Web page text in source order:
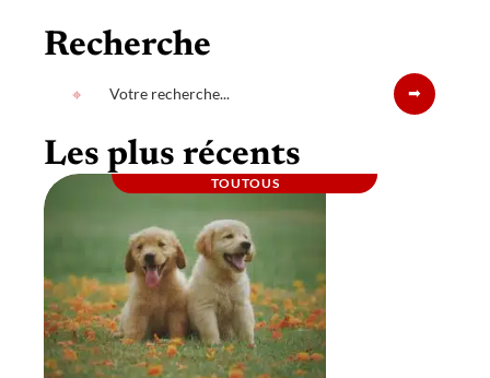
Recherche
Les plus récents
TOUTOUS